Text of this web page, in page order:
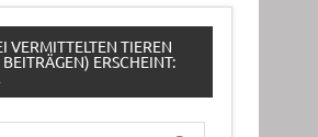
VERMITTELTEN TIEREN
ERSCHEINT: